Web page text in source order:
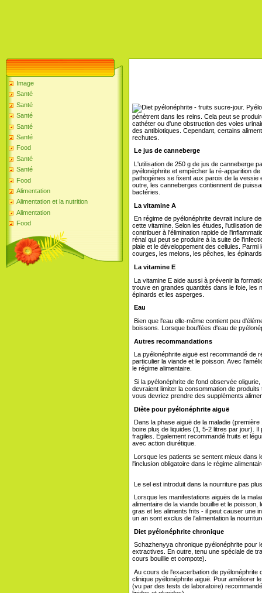
Image
Santé
Santé
Santé
Santé
Santé
Food
Santé
Santé
Food
Alimentation
Alimentation et la nutrition
Alimentation
Food
pénètrent dans les reins. Cela peut se
cathéter ou d'une obstruction des voies
des antibiotiques. Cependant, certains
rechutes.
Le jus de canneberge
L'utilisation de 250 g de jus de canneberge
pyélonéphrite et empêcher la ré-apparition
pathogènes se fixent aux parois de la vessie
outre, les canneberges contiennent de
bactéries.
La vitamine A
En régime de pyélonéphrite devrait inclure
cette vitamine. Selon les études, l'utilisation
contribuer à l'élimination rapide de
rénal qui peut se produire à la suite de
plaie et le développement des cellules.
courges, les melons, les pêches, les
La vitamine E
La vitamine E aide aussi à prévenir la
trouve en grandes quantités dans le foie, les
épinards et les asperges.
Eau
Bien que l'eau elle-même contient peu
boissons. Lorsque bouffées d'eau de
Autres recommandations
La pyélonéphrite aiguë est recommandé de
particulier la viande et le poisson. Avec
le régime alimentaire.
Si la pyélonéphrite de fond observée
devraient limiter la consommation de
vous devriez prendre des suppléments
Diète pour pyélonéphrite aiguë
Dans la phase aiguë de la maladie
boire plus de liquides (1, 5-2 litres par jour).
fragiles. Également recommandé fruits et
avec action diurétique.
Lorsque les patients se sentent mieux dans
l'inclusion obligatoire dans le régime
Le sel est introduit dans la nourriture pas
Lorsque les manifestations aiguës de la
alimentaire de la viande bouillie et le
gras et les aliments frits - il peut causer une
un an sont exclus de l'alimentation la
Diet pyélonéphrite chronique
Schazhenyya chronique pyélonéphrite pour
extractives. En outre, tenu une spéciale de
cours bouillie et compote).
Au cours de l'exacerbation de pyélonéphrite
clinique pyélonéphrite aiguë. Pour améliorer
(vu par des tests de laboratoire)